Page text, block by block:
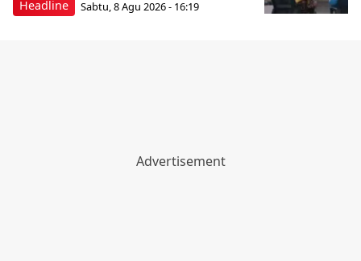
Headline Sabtu, 8 Agu 2026 - 16:19